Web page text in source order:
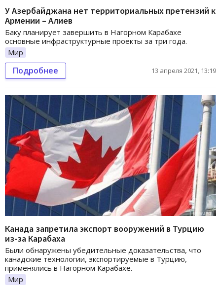
У Азербайджана нет территориальных претензий к
Армении – Алиев
Баку планирует завершить в Нагорном Карабахе
основные инфраструктурные проекты за три года.
Мир
Подробнее 13 апреля 2021, 13:19
Канада запретила экспорт вооружений в Турцию
из-за Карабаха
Были обнаружены убедительные доказательства, что
канадские технологии, экспортируемые в Турцию,
применялись в Нагорном Карабахе.
Мир